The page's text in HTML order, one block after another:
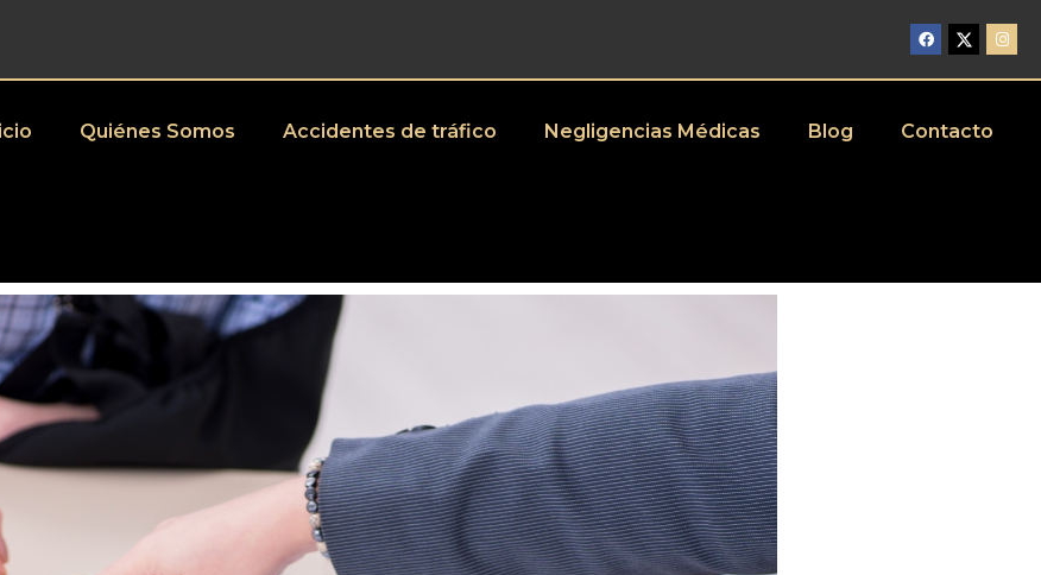
Quiénes Somos Accidentes de tráfico Negligencias Médicas Blog Contacto